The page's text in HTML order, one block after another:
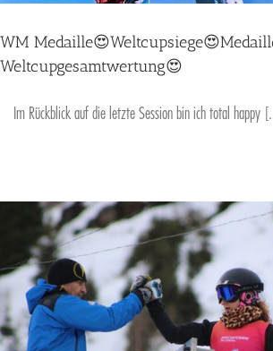
WM
Weltcupgesamtwertung😍
Im Rückblick auf die letzte Session bin ich total happy